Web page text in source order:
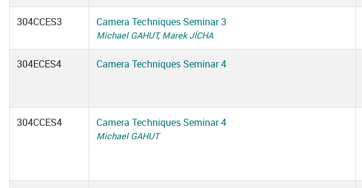
304CCES3 Camera Techniques Seminar 3
Michael GAHUT,Marek JÍCHA
304ECES4 Camera Techniques Seminar 4
304CCES4 Camera Techniques Seminar 4
Michael GAHUT